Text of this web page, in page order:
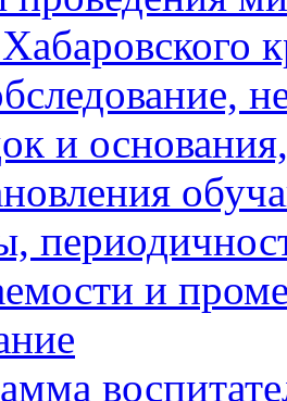
и
и